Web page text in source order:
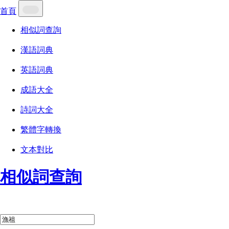
首頁
相似詞查詢
漢語詞典
英語詞典
成語大全
詩詞大全
繁體字轉換
文本對比
相似詞查詢